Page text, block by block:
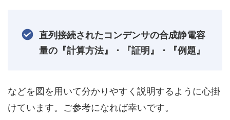
直列接続されたコンデンサの合成静電容
量の『計算方法』・『証明』・『例題』
などを図を用いて分かりやすく説明するように心掛
けています。ご参考になれば幸いです。